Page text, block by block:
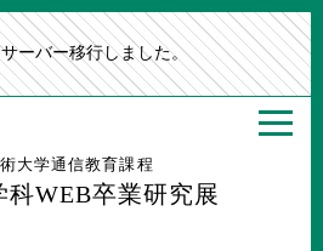
ーバー移行しました。
大学通信教育課程
科WEB卒業研究展